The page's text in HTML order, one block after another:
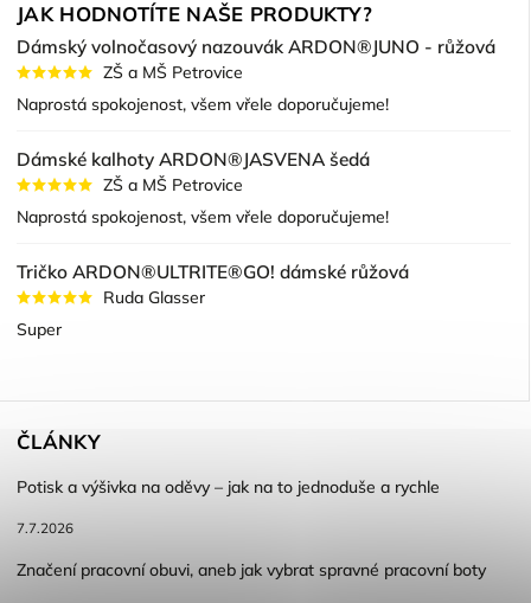
JAK HODNOTÍTE NAŠE PRODUKTY?
Dámský volnočasový nazouvák ARDON®JUNO - růžová
ZŠ a MŠ Petrovice
Naprostá spokojenost, všem vřele doporučujeme!
Dámské kalhoty ARDON®JASVENA šedá
ZŠ a MŠ Petrovice
Naprostá spokojenost, všem vřele doporučujeme!
Tričko ARDON®ULTRITE®GO! dámské růžová
Ruda Glasser
Super
ČLÁNKY
Potisk a výšivka na oděvy – jak na to jednoduše a rychle
7.7.2026
Značení pracovní obuvi, aneb jak vybrat spravné pracovní boty